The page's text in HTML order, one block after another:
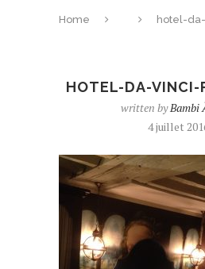
Home hotel-
HOTEL-DA-VINCI-
written byBambi
4 juillet